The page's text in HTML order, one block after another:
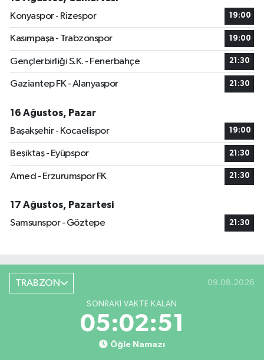
Konyaspor - Rizespor
19:00
Kasımpaşa - Trabzonspor 19:00
Gençlerbirliği S.K. - Fenerbahçe 21:30
Gaziantep FK - Alanyaspor 21:30
16 Ağustos, Pazar
Başakşehir - Kocaelispor
19:00
Beşiktaş - Eyüpspor 21:30
Amed - Erzurumspor FK 21:30
17 Ağustos, Pazartesi
Samsunspor - Göztepe
21:30
TRABZON 09.08.2026
SONRAKI VAKTE KALAN
05:02:50
Öğle Namazı